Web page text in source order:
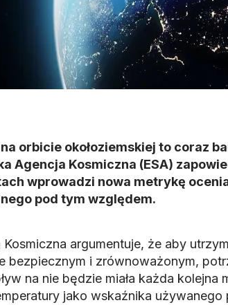
orbicie okołoziemskiej to coraz
Agencja Kosmiczna (ESA)
wprowadzi nowa metrykę
pod tym względem.
Kosmiczna argumentuje, że aby
bezpiecznym i zrównoważonym,
na nie będzie miała każda kolejna
jako wskaźnika